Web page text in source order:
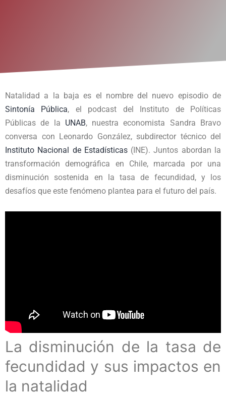
Natalidad a la baja es el nombre del nuevo episodio de
Sintonía Pública, el podcast del Instituto de Políticas
Públicas de la UNAB, nuestra economista Sandra Bravo
conversa con Leonardo González, subdirector técnico del
Instituto Nacional de Estadísticas(INE). Juntos abordan la
transformación demográfica en Chile, marcada por una
disminución sostenida en la tasa de fecundidad, y los
desafíos que este fenómeno plantea para el futuro del país.
La disminución de la tasa de
fecundidad y sus impactos en
la natalidad